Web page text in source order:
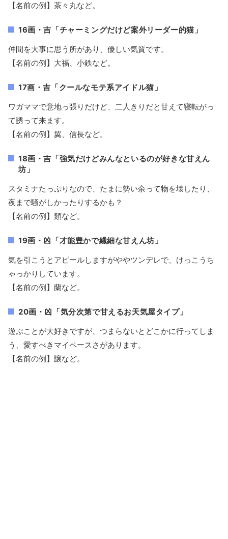
【名前の例】茶々丸など。
16画・吉「チャーミングだけど案外リーダー的猫」
仲間を大事に思う所があり、優しい気質です。
【名前の例】大福、小鉄など。
17画・吉「クールなモテ系アイドル猫」
ワガママで意地っ張りだけど、二人きりだと甘えて寝転がっ
て誘って来ます。
【名前の例】翼、信長など。
18画・吉「強気だけどみんなといるのが好きな甘えん
坊」
スタミナたっぷりなので、たまに勢い余って物を壊したり、
夜まで騒がしかったりするかも？
【名前の例】類など。
19画・凶「才能豊かで繊細な甘えん坊」
気を引こうとアピールしますがややツンデレで、けっこうち
ゃっかりしています。
【名前の例】蘭など。
20画・凶「気分次第で甘えるお天気屋タイプ」
遊ぶことが大好きですが、つまらないとどこかに行ってしま
う、愛すべきマイペースさがあります。
【名前の例】譲など。